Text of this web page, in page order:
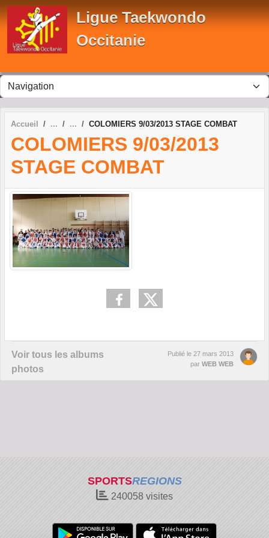
Ligue Taekwondo
Occitanie
Accueil COLOMIERS 9/03/2013 STAGE COMBAT
COLOMIERS 9/03/2013
STAGE COMBAT
Voir tous les albums
photos
Publié le 27 mars 2013
par WEB WEB
SPORTSREGIONS
240058 visites
Panneau de gestion des cookies